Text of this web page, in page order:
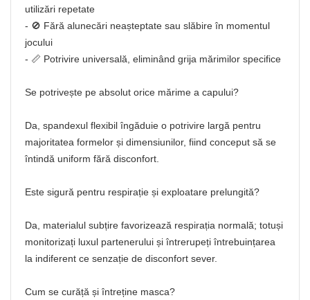
utilizări repetate
- 🚫 Fără alunecări neașteptate sau slăbire în momentul
jocului
- 📏 Potrivire universală, eliminând grija mărimilor specifice
Se potrivește pe absolut orice mărime a capului?
Da, spandexul flexibil îngăduie o potrivire largă pentru
majoritatea formelor și dimensiunilor, fiind conceput să se
întindă uniform fără disconfort.
Este sigură pentru respirație și exploatare prelungită?
Da, materialul subțire favorizează respirația normală; totuși
monitorizați luxul partenerului și întrerupeți întrebuințarea
la indiferent ce senzație de disconfort sever.
Cum se curăță și întreține masca?